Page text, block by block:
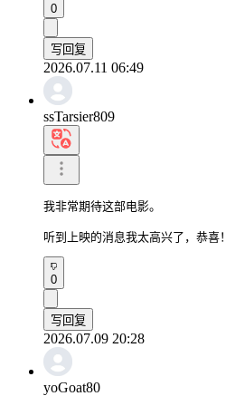
0
写回复
2026.07.11 06:49
ssTarsier809
我非常期待这部电影。
听到上映的消息我太高兴了，恭喜！
0
写回复
2026.07.09 20:28
yoGoat80